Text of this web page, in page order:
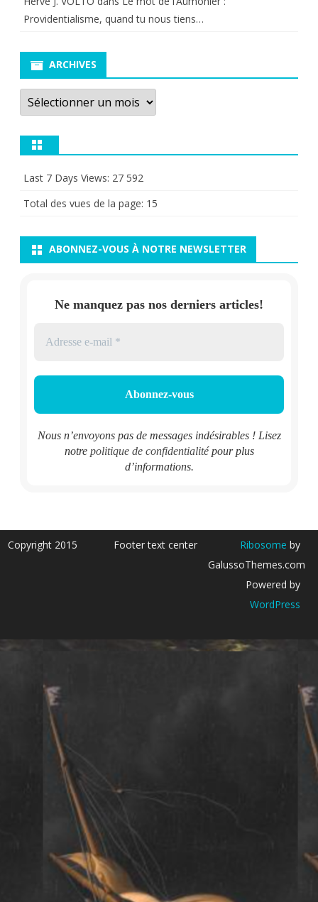
Providentialisme, quand tu nous tiens…
ARCHIVES
Archives
Last 7 Days Views: 27 592
Total des vues de la page: 15
ABONNEZ-VOUS À NOTRE NEWSLETTER
Ne manquez pas nos derniers articles!
Nous n’envoyons pas de messages indésirables ! Lisez
notre politique de confidentialitépour plus
d’informations.
Copyright 2015 Footer text center Ribosome by
GalussoThemes.com
Powered by
WordPress